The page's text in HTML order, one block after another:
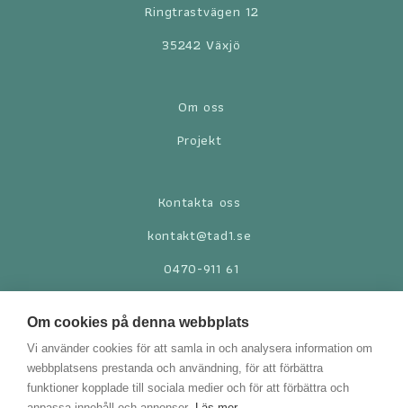
Ringtrastvägen 12
35242 Växjö
Om oss
Projekt
Kontakta oss
kontakt@tad1.se
0470-911 61
Webbshop
Integritetspolicy
Swish: 123 62 60 244
Om cookies på denna webbplats
Vi använder cookies för att samla in och analysera information om
webbplatsens prestanda och användning, för att förbättra
funktioner kopplade till sociala medier och för att förbättra och